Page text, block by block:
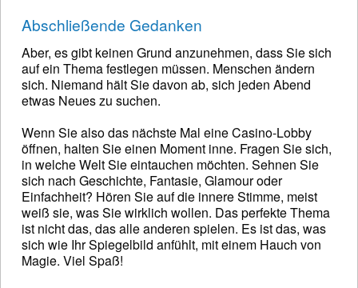
Abschließende Gedanken
Aber, es gibt keinen Grund anzunehmen, dass Sie sich
auf ein Thema festlegen müssen. Menschen ändern
sich. Niemand hält Sie davon ab, sich jeden Abend
etwas Neues zu suchen.
Wenn Sie also das nächste Mal eine Casino-Lobby
öffnen, halten Sie einen Moment inne. Fragen Sie sich,
in welche Welt Sie eintauchen möchten. Sehnen Sie
sich nach Geschichte, Fantasie, Glamour oder
Einfachheit? Hören Sie auf die innere Stimme, meist
weiß sie, was Sie wirklich wollen. Das perfekte Thema
ist nicht das, das alle anderen spielen. Es ist das, was
sich wie Ihr Spiegelbild anfühlt, mit einem Hauch von
Magie. Viel Spaß!